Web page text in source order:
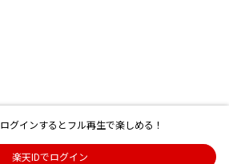
ログインするとフル再生で楽しめる！
楽天IDでログイン